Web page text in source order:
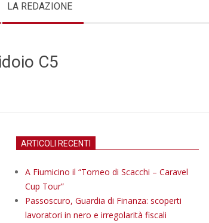
LA REDAZIONE
C5
ARTICOLI RECENTI
A Fiumicino il “Torneo di Scacchi – Caravel
Cup Tour”
Passoscuro, Guardia di Finanza: scoperti
lavoratori in nero e irregolarità fiscali